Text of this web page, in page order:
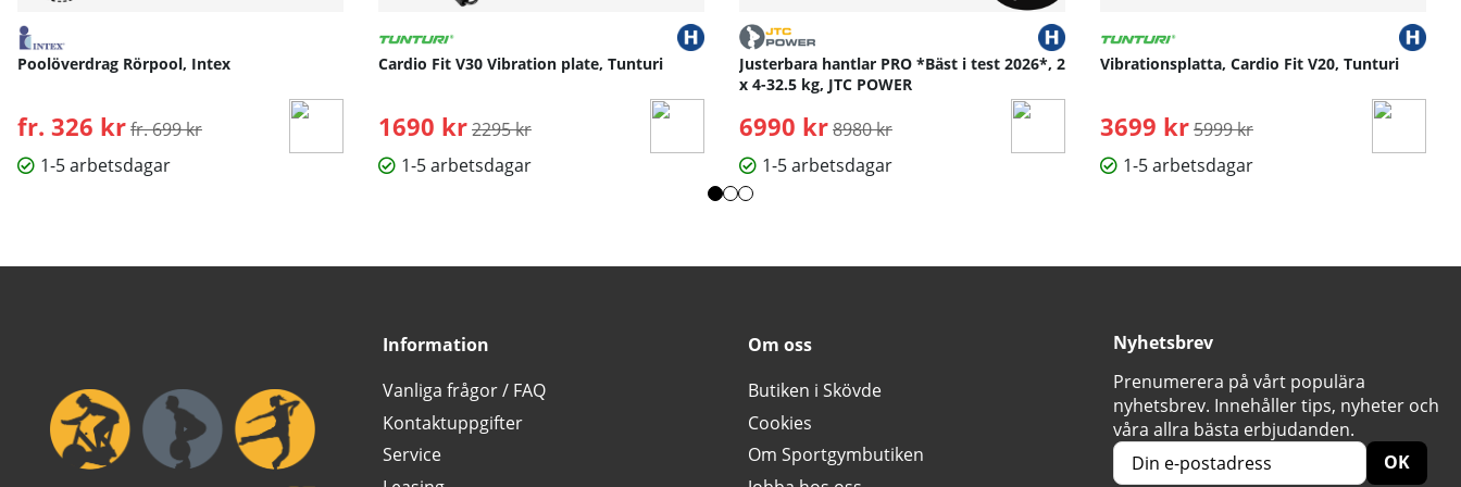
Poolöverdrag Rörpool, Intex
fr. 326 krOrdinarie pris:
fr. 699 kr
1-5 arbetsdagar
Cardio Fit V30 Vibration plate, Tunturi
1690 kr Ordinarie pris:
2295 kr
1-5 arbetsdagar
Justerbara hantlar PRO *Bäst i test 2026*, 2
x 4-32.5 kg, JTC POWER
6990 kr Ordinarie pris:
8980 kr
1-5 arbetsdagar
Vibrationsplatta, Cardio Fit V20, Tunturi
3699 kr Ordinarie pris:
5999 kr
1-5 arbetsdagar
Information
Vanliga frågor / FAQ
Kontaktuppgifter
Service
Om oss
Butiken i Skövde
Cookies
Om Sportgymbutiken
Nyhetsbrev
Prenumerera på vårt populära
nyhetsbrev. Innehåller tips, nyheter och
våra allra bästa erbjudanden.
OK